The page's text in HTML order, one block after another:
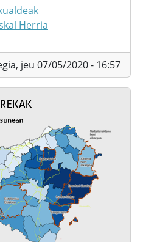
Herria
jeu 07/05/2020 - 16:57